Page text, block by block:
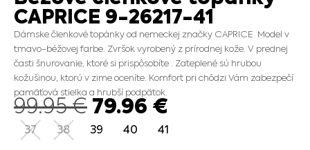
CAPRICE 9-26217-41
Dámske členkové topánky od nemeckej značky CAPRICE. Model v
tmavo-béžovej farbe. Zvršok vyrobený z prírodnej kože. V prednej
časti šnurovanie, ktoré si prispôsobíte . Zateplené sú hrubou
kožušinou, ktorú v zime oceníte. Komfort pri chôdzi Vám zabezpečí
pamäťová stielka a hrubší podpätok.
99.95€ 79.96 €
37 38 39 40 41